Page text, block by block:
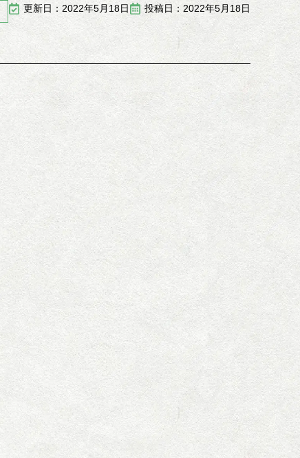
更新日：2022年5月18日 投稿日：2022年5月18日